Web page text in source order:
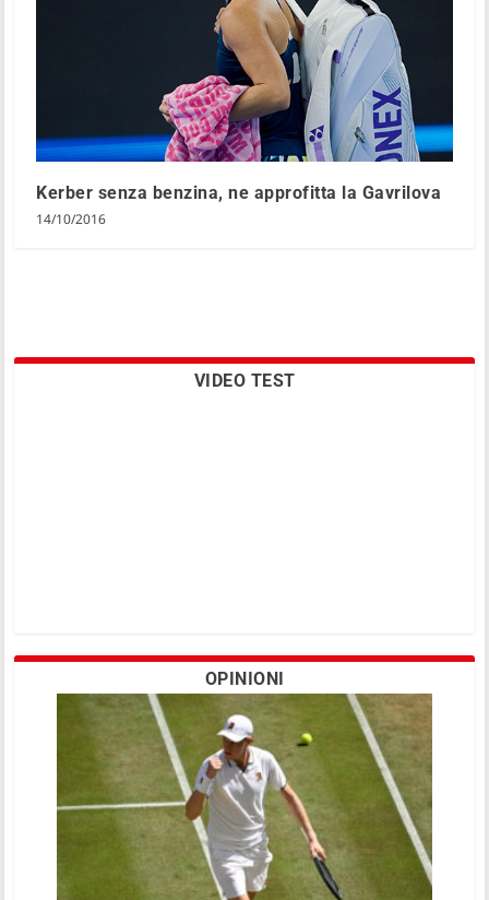
Kerber senza benzina, ne approfitta la Gavrilova
14/10/2016
VIDEO TEST
OPINIONI